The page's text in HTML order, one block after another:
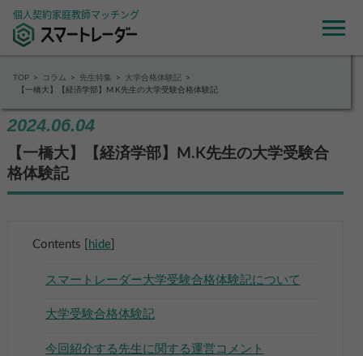
個人契約家庭教師マッチング
TOP コラム 先生特集
大学合格体験記
【一橋大】【経済学部】M.K先生の大学受験合格体験記
2024.06.04
【一橋大】【経済学部】M.K先生の大学受験合
格体験記
Contents hide
スマートレーダー大学受験合格体験記について
大学受験合格体験記
今回紹介する先生に関する運営コメント